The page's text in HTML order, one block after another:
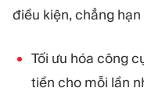
điều kiện, chẳng hạn
Tối ưu hóa công
tiền cho mỗi lần